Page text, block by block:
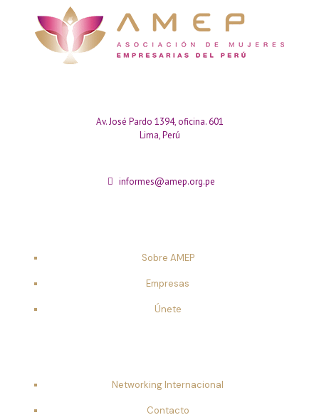
Av. José Pardo 1394, oficina. 601
Lima, Perú
informes@amep.org.pe
Sobre AMEP
Empresas
Únete
Networking Internacional
Contacto